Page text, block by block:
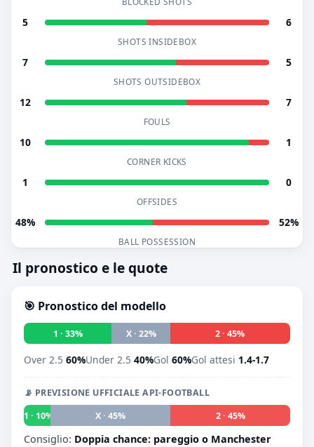
5 6
SHOTS INSIDEBOX
7 5
SHOTS OUTSIDEBOX
12 7
FOULS
10 1
CORNER KICKS
1 0
OFFSIDES
48% 52%
BALL POSSESSION
Il pronostico e le quote
🎯 Pronostico del modello
1 · 33% X · 22% 2 · 45%
Over 2.5 60%Under 2.5 40%Gol 60%Gol attesi 1.4-1.7
📡 PREVISIONE UFFICIALE API-FOOTBALL
1 · 10%
X · 45% 2 · 45%
Consiglio: Doppia chance: pareggio o Manchester